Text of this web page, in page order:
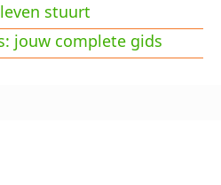
stuurt
jouw complete gids